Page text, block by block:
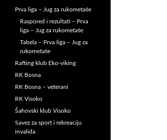
Prva liga – Jug za rukometaše
Raspored i rezultati – Prva
liga – Jug za rukometaše
Tabela – Prva liga – Jug za
rukometaše
Rafting klub Eko-viking
RK Bosna
RK Bosna – veterani
RK Visoko
Šahovski klub Visoko
Savez za sport i rekreaciju
invalida